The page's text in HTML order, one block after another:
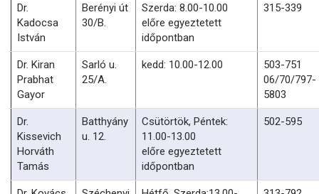
Dr.
Kadocsa
István
Berényi út
30/B.
Szerda: 8.00-10.00
előre egyeztetett
időpontban
315-339
Dr. Kiran
Prabhat
Gayor
Sarló u.
25/A.
kedd: 10.00-12.00
503-751
06/70/797-
5803
Dr.
Kissevich
Horváth
Tamás
Batthyány
u. 12.
Csütörtök, Péntek:
11.00-13.00
előre egyeztetett
időpontban
502-595